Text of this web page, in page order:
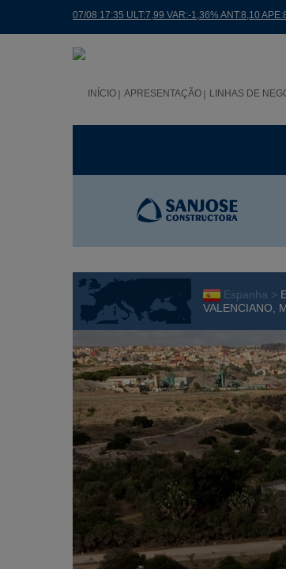
07/08 17:35 ULT:7,99 VAR:-1,36% ANT:8,10
INÍCIO APRESENTAÇÃO LINHAS DE
Espanha >
VALENCIANO,